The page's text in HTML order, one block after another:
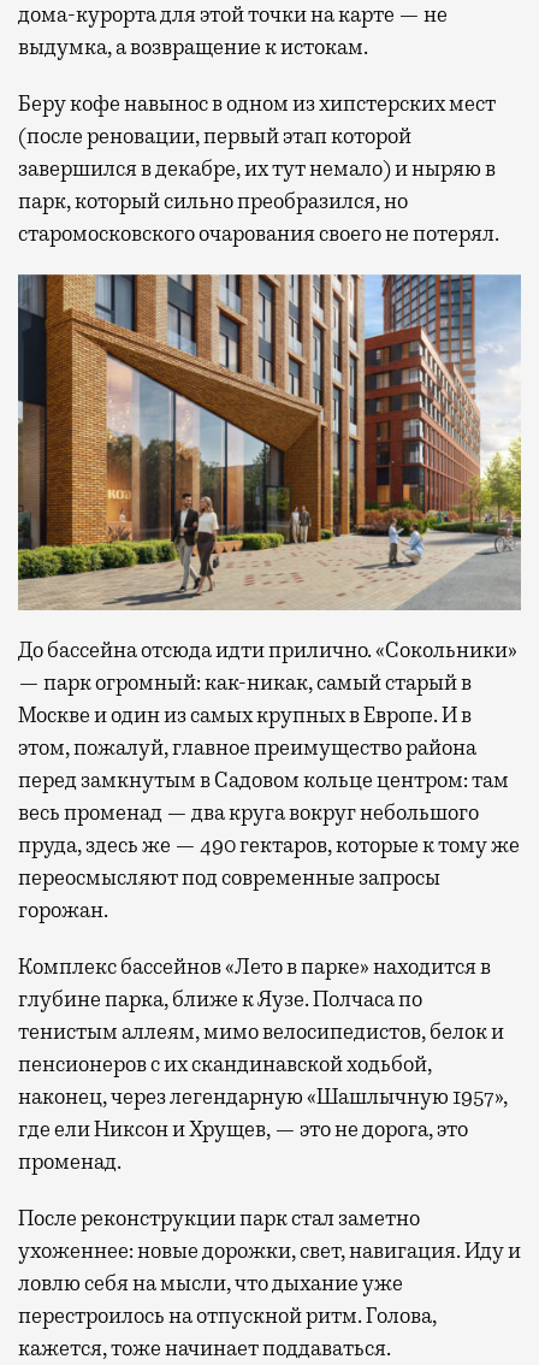
дома-курорта для этой точки на карте — не
выдумка, а возвращение к истокам.
Беру кофе навынос в одном из хипстерских мест
(после реновации, первый этап которой
завершился в декабре, их тут немало) и ныряю в
парк, который сильно преобразился, но
старомосковского очарования своего не потерял.
До бассейна отсюда идти прилично. «Сокольники»
— парк огромный: как-никак, самый старый в
Москве и один из самых крупных в Европе. И в
этом, пожалуй, главное преимущество района
перед замкнутым в Садовом кольце центром: там
весь променад — два круга вокруг небольшого
пруда, здесь же — 490 гектаров, которые к тому же
переосмысляют под современные запросы
горожан.
Комплекс бассейнов «Лето в парке» находится в
глубине парка, ближе к Яузе. Полчаса по
тенистым аллеям, мимо велосипедистов, белок и
пенсионеров с их скандинавской ходьбой,
наконец, через легендарную «Шашлычную 1957»,
где ели Никсон и Хрущев, — это не дорога, это
променад.
После реконструкции парк стал заметно
ухоженнее: новые дорожки, свет, навигация. Иду и
ловлю себя на мысли, что дыхание уже
перестроилось на отпускной ритм. Голова,
кажется, тоже начинает поддаваться.